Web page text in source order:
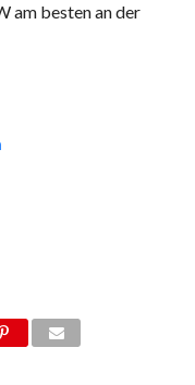
am besten an der